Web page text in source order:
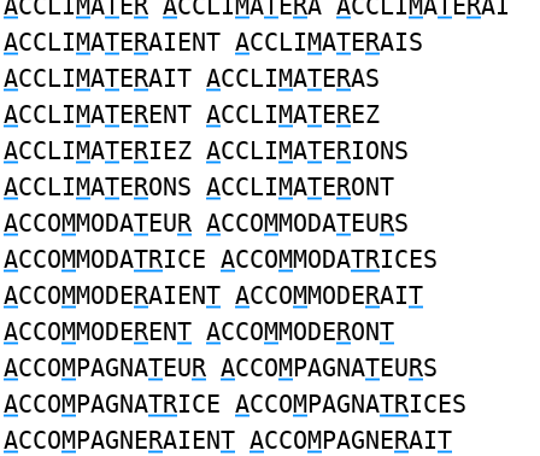
ACCLIMATER ACCLIMATERA ACCLIMATERAI
ACCLIMATERAIENT ACCLIMATERAIS
ACCLIMATERAIT ACCLIMATERAS
ACCLIMATERENT ACCLIMATEREZ
ACCLIMATERIEZ ACCLIMATERIONS
ACCLIMATERONS ACCLIMATERONT
ACCOMMODATEUR ACCOMMODATEURS
ACCOMMODATRICE ACCOMMODATRICES
ACCOMMODERAIENT ACCOMMODERAIT
ACCOMMODERENT ACCOMMODERONT
ACCOMPAGNATEUR ACCOMPAGNATEURS
ACCOMPAGNATRICE ACCOMPAGNATRICES
ACCOMPAGNERAIENT ACCOMPAGNERAIT